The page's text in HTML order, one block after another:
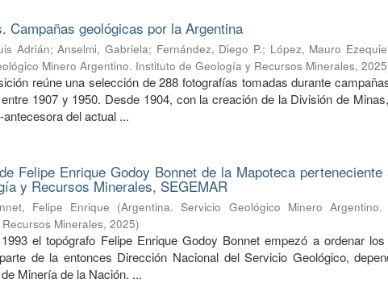
Campañas geológicas por la Argentina
Adrián;Anselmi, Gabriela; Fernández, Diego P.; López, Mauro Ezequiel
Minero Argentino. Instituto de Geología y Recursos Minerales,2025
reúne una selección de 288 fotografías tomadas durante
1907 y 1950. Desde 1904, con la creación de la División de
antecesora del actual ...
Felipe Enrique Godoy Bonnet de la Mapoteca
y Recursos Minerales, SEGEMAR
Felipe Enrique (Argentina. Servicio Geológico Minero
Minerales,2025)
el topógrafo Felipe Enrique Godoy Bonnet empezó a ordenar
de la entonces Dirección Nacional del Servicio Geológico,
Minería de la Nación. ...